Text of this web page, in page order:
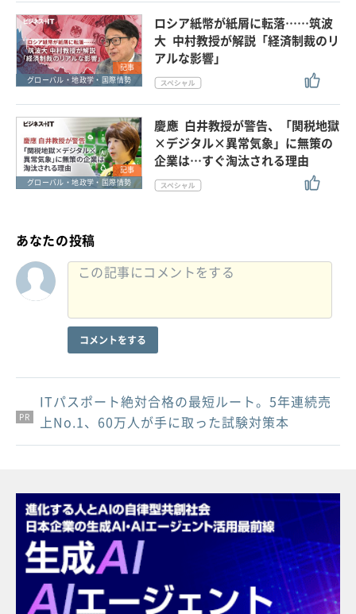
記事
グローバル・地政学・国際情勢
ロシア紙幣が紙屑に転落……筑波
大 中村教授が解説「経済制裁のリ
アルな影響」
記事
グローバル・地政学・国際情勢
慶應 白井教授が警告、「関税地獄
×デジタル×異常気象」に無策の
企業は…すぐ淘汰される理由
あなたの投稿
コメントをする
PR
PR
PR
ITパスポート絶対合格の最短ルート。5年連続売
上No.1、60万人が手に取った試験対策本